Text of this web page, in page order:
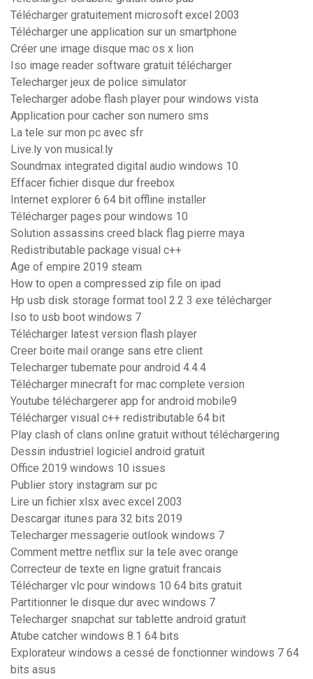
Télécharger gratuitement microsoft excel 2003
Télécharger une application sur un smartphone
Créer une image disque mac os x lion
Iso image reader software gratuit télécharger
Telecharger jeux de police simulator
Telecharger adobe flash player pour windows vista
Application pour cacher son numero sms
La tele sur mon pc avec sfr
Live.ly von musical.ly
Soundmax integrated digital audio windows 10
Effacer fichier disque dur freebox
Internet explorer 6 64 bit offline installer
Télécharger pages pour windows 10
Solution assassins creed black flag pierre maya
Redistributable package visual c++
Age of empire 2019 steam
How to open a compressed zip file on ipad
Hp usb disk storage format tool 2.2 3 exe télécharger
Iso to usb boot windows 7
Télécharger latest version flash player
Creer boite mail orange sans etre client
Telecharger tubemate pour android 4.4.4
Télécharger minecraft for mac complete version
Youtube téléchargerer app for android mobile9
Télécharger visual c++ redistributable 64 bit
Play clash of clans online gratuit without téléchargering
Dessin industriel logiciel android gratuit
Office 2019 windows 10 issues
Publier story instagram sur pc
Lire un fichier xlsx avec excel 2003
Descargar itunes para 32 bits 2019
Telecharger messagerie outlook windows 7
Comment mettre netflix sur la tele avec orange
Correcteur de texte en ligne gratuit francais
Télécharger vlc pour windows 10 64 bits gratuit
Partitionner le disque dur avec windows 7
Telecharger snapchat sur tablette android gratuit
Atube catcher windows 8.1 64 bits
Explorateur windows a cessé de fonctionner windows 7 64
bits asus